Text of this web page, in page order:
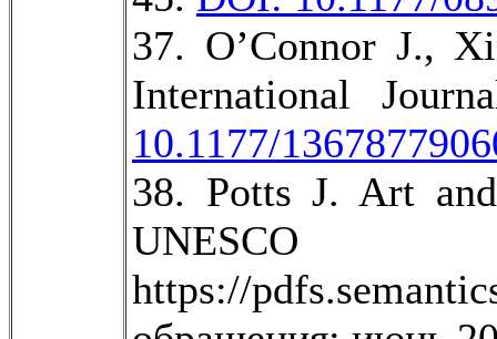
37. O’Connor J.,
International
10.1177/
38. Potts J. Art
https://